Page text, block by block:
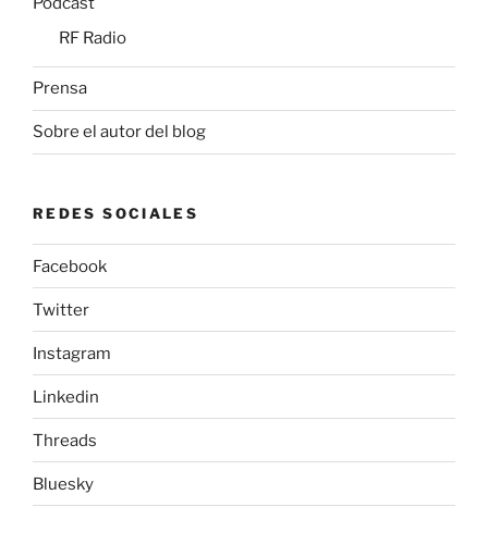
RF Radio
Prensa
Sobre el autor del blog
REDES SOCIALES
Facebook
Twitter
Instagram
Linkedin
Threads
Bluesky